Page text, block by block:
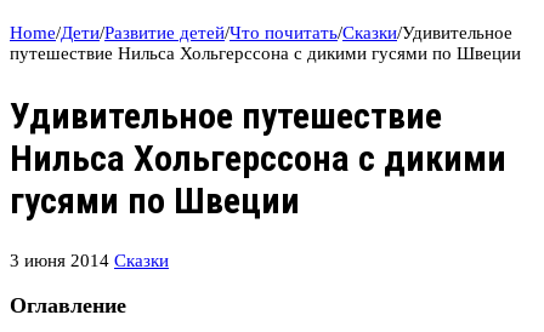
Home/Дети/Развитие детей/Что почитать/Сказки/Удивительное
путешествие Нильса Хольгерссона с дикими гусями по Швеции
Удивительное путешествие
Нильса Хольгерссона с дикими
гусями по Швеции
3 июня 2014 Сказки
Оглавление